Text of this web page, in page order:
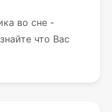
во сне -
что Вас